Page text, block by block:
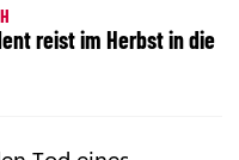
reist im Herbst in die